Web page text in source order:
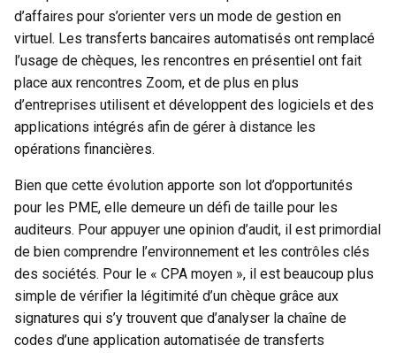
d’affaires pour s’orienter vers un mode de gestion en
virtuel. Les transferts bancaires automatisés ont remplacé
l’usage de chèques, les rencontres en présentiel ont fait
place aux rencontres Zoom, et de plus en plus
d’entreprises utilisent et développent des logiciels et des
applications intégrés afin de gérer à distance les
opérations financières.
Bien que cette évolution apporte son lot d’opportunités
pour les PME, elle demeure un défi de taille pour les
auditeurs. Pour appuyer une opinion d’audit, il est primordial
de bien comprendre l’environnement et les contrôles clés
des sociétés. Pour le « CPA moyen », il est beaucoup plus
simple de vérifier la légitimité d’un chèque grâce aux
signatures qui s’y trouvent que d’analyser la chaîne de
codes d’une application automatisée de transferts